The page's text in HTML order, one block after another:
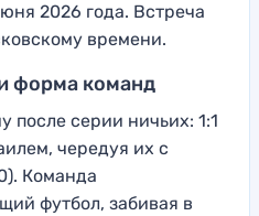
2026 года. Встреча
времени.
форма команд
после серии ничьих: 1:1
чередуя их с
Команда
футбол, забивая в